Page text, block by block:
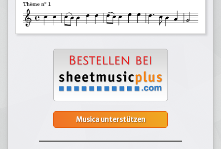
Musica unterstützen